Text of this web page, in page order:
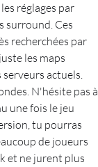
réglages par
surround. Ces
recherchées par
les maps
actuels.
N'hésite pas à
une fois le jeu
tu pourras
de joueurs
et ne jurent plus